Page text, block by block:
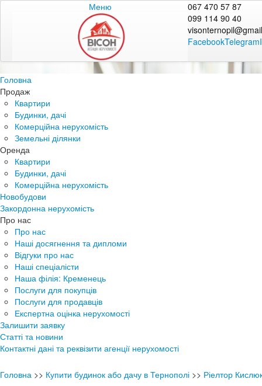
Меню
067 470 57 87
099 114 90 40
FacebookTelegram
Головна
Продаж
Квартири
Будинки, дачі
Комерційна нерухомість
Земельні ділянки
Оренда
Квартири
Будинки, дачі
Комерційна нерухомість
Новобудови
Закордонна нерухомість
Про нас
Про нас
Наші досягнення та дипломи
Відгуки про нас
Наші спеціалісти
Наша філія: Кременець
Послуги для покупців
Послуги для продавців
Експертна оцінка нерухомості
Залишити заявку
Статті та новини
Контактні дані та реквізити агенції нерухомості
Головна >> Купити будинок або дачу в Тернополі >> Ріелтор